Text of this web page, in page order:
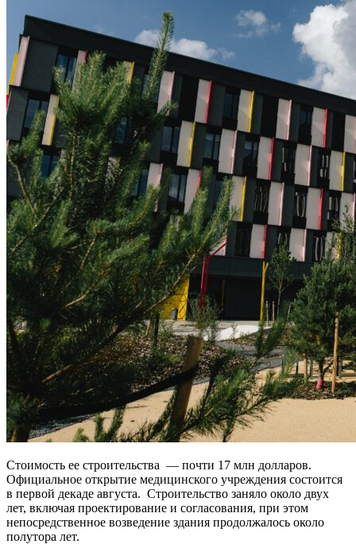
Стоимость ее строительства — почти 17 млн долларов.
Официальное открытие медицинского учреждения состоится
в первой декаде августа. Строительство заняло около двух
лет, включая проектирование и согласования, при этом
непосредственное возведение здания продолжалось около
полутора лет.